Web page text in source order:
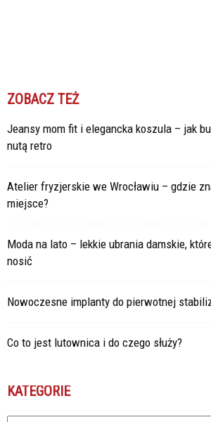
ZOBACZ TEŻ
Jeansy mom fit i elegancka koszula – jak
nutą retro
Atelier fryzjerskie we Wrocławiu – gdzie
miejsce?
Moda na lato – lekkie ubrania damskie,
nosić
Nowoczesne implanty do pierwotnej
Co to jest lutownica i do czego służy?
KATEGORIE
Kategorie